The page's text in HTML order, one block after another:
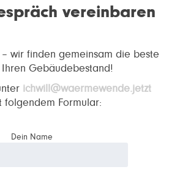
vereinbaren
– wir finden gemeinsam die beste
Ihren Gebäudebestand!
ichwill@waermewende.jetzt
folgendem Formular:
Dein Name